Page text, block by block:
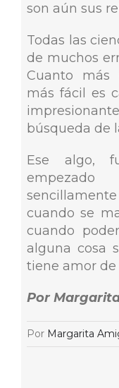
son aún sus
Todas las
de muchos
Cuanto más
más fácil es
búsqueda de
Ese algo,
cuando se
cuando
alguna cosa
tiene amor de
Por
Por Margarita